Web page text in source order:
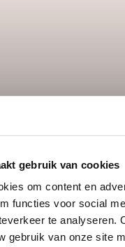
gebruik van cookies
om content en
functies voor social
te analyseren.
gebruik van onze site
Carmen